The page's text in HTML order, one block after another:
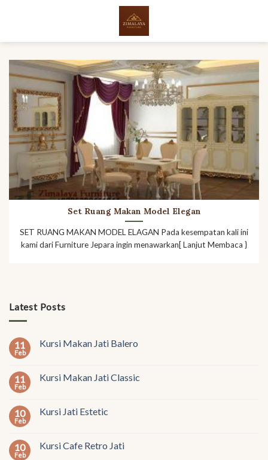
Latest Posts
11
Feb
Kursi Makan Jati Balero
11
Feb
Kursi Makan Jati Classic
10
Feb
Kursi Jati Estetic
10
Feb
Kursi Cafe Retro Jati
Set Ruang Makan Model Elegan
SET RUANG MAKAN MODEL ELAGAN Pada kesempatan kali ini
kami dari Furniture Jepara ingin menawarkan[ Lanjut Membaca }